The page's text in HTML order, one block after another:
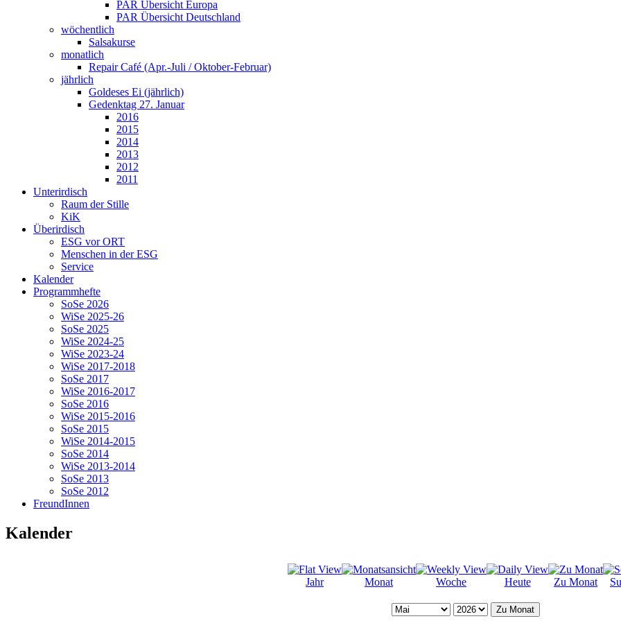
PAR Übersicht Europa
PAR Übersicht Deutschland
wöchentlich
Salsakurse
monatlich
Repair Café (Apr.-Juli / Oktober-Februar)
jährlich
Goldeses Ei (jährlich)
Gedenktag 27. Januar
2016
2015
2014
2013
2012
2011
Unterirdisch
Raum der Stille
KiK
Überirdisch
ESG vor ORT
Menschen in der ESG
Service
Kalender
Programmhefte
SoSe 2026
WiSe 2025-26
SoSe 2025
WiSe 2024-25
WiSe 2023-24
WiSe 2017-2018
SoSe 2017
WiSe 2016-2017
SoSe 2016
WiSe 2015-2016
SoSe 2015
WiSe 2014-2015
SoSe 2014
WiSe 2013-2014
SoSe 2013
SoSe 2012
FreundInnen
Kalender
Jahr Monat Woche Heute Zu Monat
Zu Monat